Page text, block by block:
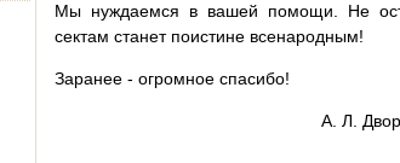
Мы нуждаемся в вашей помощи. Не
сектам станет поистине всенародным!
Заранее - огромное спасибо!
А. Л.